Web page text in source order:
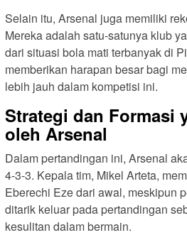
Selain itu, Arsenal juga memiliki
Mereka adalah satu-satunya klub
dari situasi bola mati terbanyak di
memberikan harapan besar bagi
lebih jauh dalam kompetisi ini.
Strategi dan Formasi
oleh Arsenal
Dalam pertandingan ini, Arsenal
4-3-3. Kepala tim, Mikel Arteta,
Eberechi Eze dari awal, meskipun
ditarik keluar pada pertandingan
kesulitan dalam bermain.